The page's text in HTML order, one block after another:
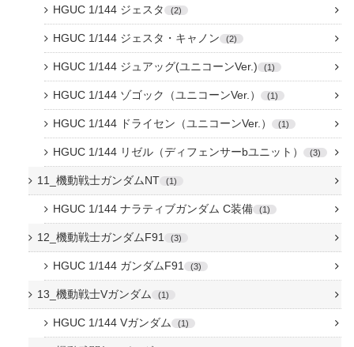
HGUC 1/144 ジェスタ 2
HGUC 1/144 ジェスタ・キャノン 2
HGUC 1/144 ジュアッグ(ユニコーンVer.) 1
HGUC 1/144 ゾゴック（ユニコーンVer.） 1
HGUC 1/144 ドライセン（ユニコーンVer.） 1
HGUC 1/144 リゼル（ディフェンサーbユニット） 3
11_機動戦士ガンダムNT 1
HGUC 1/144 ナラティブガンダム C装備 1
12_機動戦士ガンダムF91 3
HGUC 1/144 ガンダムF91 3
13_機動戦士Vガンダム 1
HGUC 1/144 Vガンダム 1